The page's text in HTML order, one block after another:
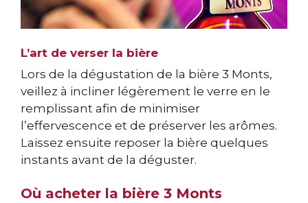
L’art de verser la bière
Lors de la dégustation de la bière 3 Monts,
veillez à incliner légèrement le verre en le
remplissant afin de minimiser
l’effervescence et de préserver les arômes.
Laissez ensuite reposer la bière quelques
instants avant de la déguster.
Où acheter la bière 3 Monts